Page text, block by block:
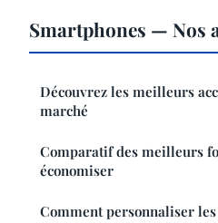
Smartphones — Nos
Découvrez les meilleurs
marché
Comparatif des meilleurs
économiser
Comment personnaliser